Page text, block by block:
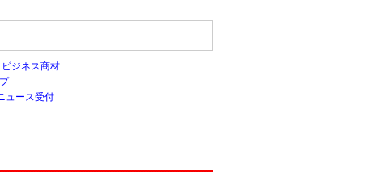
ビジネス商材
ュース受付